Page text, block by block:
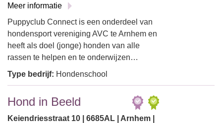
Meer informatie
Puppyclub Connect is een onderdeel van
hondensport vereniging AVC te Arnhem en
heeft als doel (jonge) honden van alle
rassen te helpen en te onderwijzen…
Type bedrijf: Hondenschool
Hond in Beeld
Keiendriesstraat 10 | 6685AL | Arnhem |